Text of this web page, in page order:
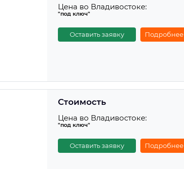
Цена во Владивостоке:
"под ключ"
Оставить заявку Подробнее
Стоимость
Цена во Владивостоке:
"под ключ"
Оставить заявку Подробнее